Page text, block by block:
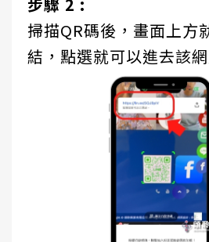
掃描QR碼後，畫面上方
結，點選就可以進去該